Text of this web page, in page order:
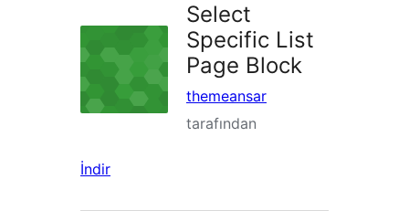
Select
Specific List
Page Block
themeansar
tarafından
İndir